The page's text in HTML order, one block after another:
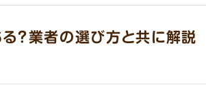
？業者の選び方と共に解説